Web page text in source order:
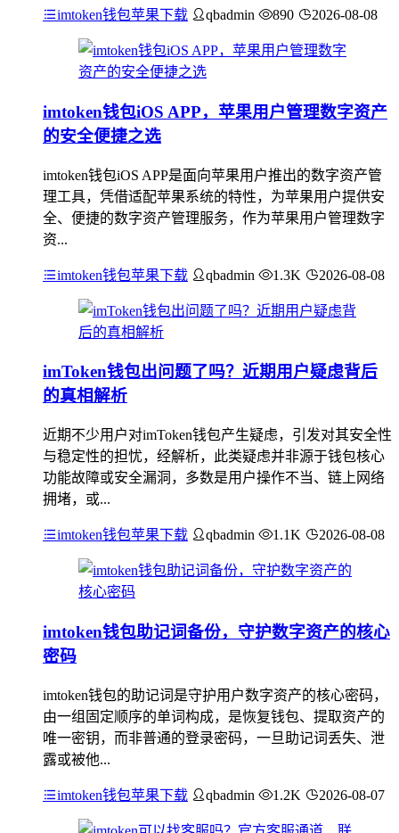
imtoken钱包苹果下载 qbadmin 890 2026-08-08
imtoken钱包iOS APP，苹果用户管理数字资产
的安全便捷之选
imtoken钱包iOS APP是面向苹果用户推出的数字资产管
理工具，凭借适配苹果系统的特性，为苹果用户提供安
全、便捷的数字资产管理服务，作为苹果用户管理数字
资...
imtoken钱包苹果下载 qbadmin 1.3K 2026-08-08
imToken钱包出问题了吗？近期用户疑虑背后
的真相解析
近期不少用户对imToken钱包产生疑虑，引发对其安全性
与稳定性的担忧，经解析，此类疑虑并非源于钱包核心
功能故障或安全漏洞，多数是用户操作不当、链上网络
拥堵，或...
imtoken钱包苹果下载 qbadmin 1.1K 2026-08-08
imtoken钱包助记词备份，守护数字资产的核心
密码
imtoken钱包的助记词是守护用户数字资产的核心密码，
由一组固定顺序的单词构成，是恢复钱包、提取资产的
唯一密钥，而非普通的登录密码，一旦助记词丢失、泄
露或被他...
imtoken钱包苹果下载 qbadmin 1.2K 2026-08-07